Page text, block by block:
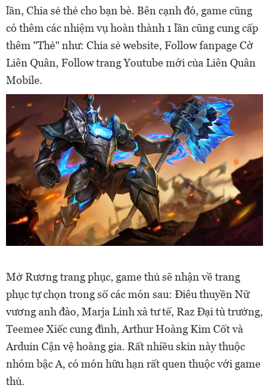
lần, Chia sẻ thẻ cho bạn bè. Bên cạnh đó, game cũng
có thêm các nhiệm vụ hoàn thành 1 lần cũng cung cấp
thêm "Thẻ" như: Chia sẻ website, Follow fanpage Cờ
Liên Quân, Follow trang Youtube mới của Liên Quân
Mobile.
Mở Rương trang phục, game thủ sẽ nhận về trang
phục tự chọn trong số các món sau: Điêu thuyền Nữ
vương anh đào, Marja Linh xà tư tế, Raz Đại tù trưởng,
Teemee Xiếc cung đình, Arthur Hoàng Kim Cốt và
Arduin Cận vệ hoàng gia. Rất nhiều skin này thuộc
nhóm bậc A, có món hữu hạn rất quen thuộc với game
thủ.